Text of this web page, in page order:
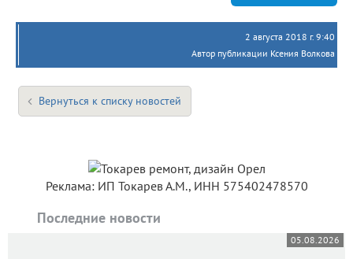
2 августа 2018 г. 9:40
Автор публикации Ксения Волкова
Вернуться к списку новостей
Реклама: ИП Токарев А.М., ИНН 575402478570
Последние новости
05.08.2026